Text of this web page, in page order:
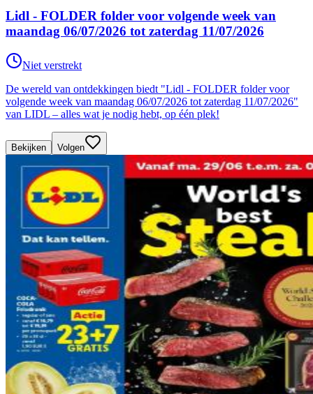
Lidl - FOLDER folder voor volgende week van
maandag 06/07/2026 tot zaterdag 11/07/2026
Niet verstrekt
De wereld van ontdekkingen biedt "Lidl - FOLDER folder voor
volgende week van maandag 06/07/2026 tot zaterdag 11/07/2026"
van LIDL – alles wat je nodig hebt, op één plek!
Bekijken Volgen